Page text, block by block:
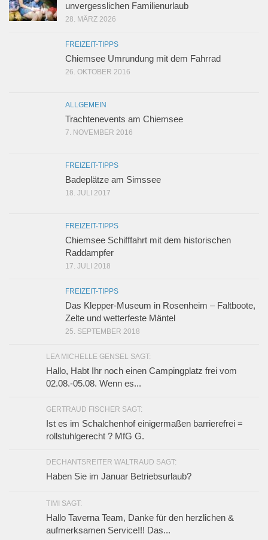
unvergesslichen Familienurlaub
28. MÄRZ 2026
FREIZEIT-TIPPS
Chiemsee Umrundung mit dem Fahrrad
26. OKTOBER 2016
ALLGEMEIN
Trachtenevents am Chiemsee
7. NOVEMBER 2016
FREIZEIT-TIPPS
Badeplätze am Simssee
18. JULI 2017
FREIZEIT-TIPPS
Chiemsee Schifffahrt mit dem historischen
Raddampfer
17. JULI 2018
FREIZEIT-TIPPS
Das Klepper-Museum in Rosenheim – Faltboote,
Zelte und wetterfeste Mäntel
25. SEPTEMBER 2018
LEA MICHELLE GENSEL SAGT:
Hallo, Habt Ihr noch einen Campingplatz frei vom
02.08.-05.08. Wenn es...
GERTRAUD FISCHER SAGT:
Ist es im Schalchenhof einigermaßen barrierefrei =
rollstuhlgerecht ? MfG G.
DECHANTSREITER WALTRAUD SAGT:
Haben Sie im Januar Betriebsurlaub?
TIMI SAGT:
Hallo Taverna Team, Danke für den herzlichen &
aufmerksamen Service!!! Das...